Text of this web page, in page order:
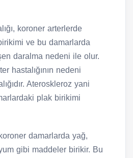
koroner arterlerde
ve bu damarlarda
daralma nedeni ile olur.
hastalığının nedeni
Ateroskleroz yani
plak birikimi
damarlarda yağ,
gibi maddeler birikir. Bu